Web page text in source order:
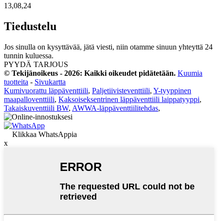
13,08,24
Tiedustelu
Jos sinulla on kysyttävää, jätä viesti, niin otamme sinuun yhteyttä 24
tunnin kuluessa.
PYYDÄ TARJOUS
© Tekijänoikeus - 2026: Kaikki oikeudet pidätetään. Kuumia
tuotteita - Sivukartta
Kumivuorattu läppäventtiili, Paljetiivisteventtiili, Y-tyyppinen
maapalloventtiili, Kaksoiseksentrinen läppäventtiili laippatyyppi,
Takaiskuventtiili BW, AWWA-läppäventtiilitehdas,
Klikkaa WhatsAppia
x